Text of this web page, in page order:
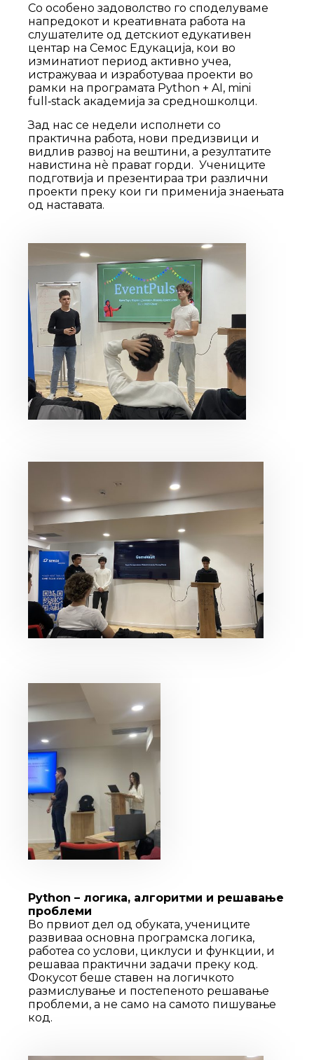
Со особено задоволство го споделуваме
напредокот и креативната работа на
слушателите од детскиот едукативен
центар на Семос Едукација, кои во
изминатиот период активно учеа,
истражуваа и изработуваа проекти во
рамки на програмата Python + AI, mini
full‑stack академија за средношколци.
Зад нас се недели исполнети со
практична работа, нови предизвици и
видлив развој на вештини, а резултатите
навистина нè прават горди. Учениците
подготвија и презентираа три различни
проекти преку кои ги применија знаењата
од наставата.
Python – логика, алгоритми и решавање
проблеми
Во првиот дел од обуката, учениците
развиваа основна програмска логика,
работеа со услови, циклуси и функции, и
решаваа практични задачи преку код.
Фокусот беше ставен на логичкото
размислување и постепеното решавање
проблеми, а не само на самото пишување
код.